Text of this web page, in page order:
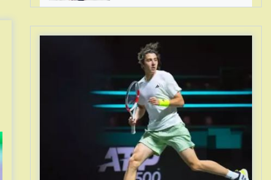
что не стали загонять его